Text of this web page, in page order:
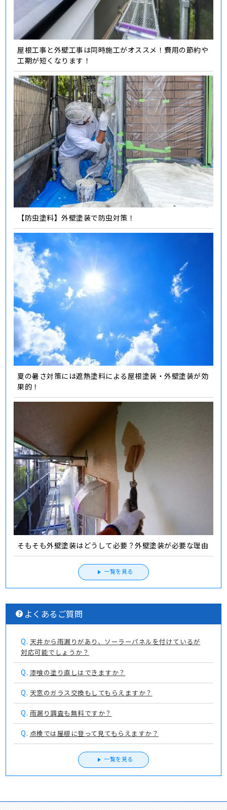
屋根工事と外壁工事は同時施工がオススメ！費用の節約や
工期が短くなります！
【防虫塗料】外壁塗装で防虫対策！
夏の暑さ対策には遮熱塗料による屋根塗装・外壁塗装が効
果的！
そもそも外壁塗装はどうして必要？外壁塗装が必要な理由
一覧を見る
よくあるご質問
Q. 天井から雨漏りがあり、ソーラーパネルを付けているが
対応可能でしょうか？
Q. 漆喰の塗り直しはできますか？
Q. 天窓のガラス交換もしてもらえますか？
Q. 雨漏り調査も無料ですか？
Q. 点検では屋根に登って見てもらえますか？
一覧を見る